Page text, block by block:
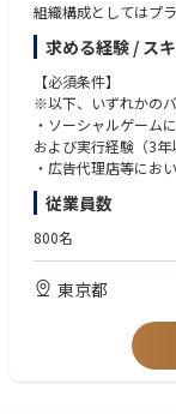
■当社について：
「建設業界をアップ
題の解決と生産性の
す。
建設マッチングメデ
EECON Plus」から
組んでおり、当社の
認定されています。
組織構成としてはプ
ーケティングチーム
に加え、プラットフ
ットフォーム外の自
して幅広いマーケテ
扱うタイトル数とし
スをしている環境下
当社でのこの仕事に
数本〜多くても十数
ットフォーマー兼パ
リリースしています
成長及び、成功体験
求める経験 / ス
【必須条件】
※以下、いずれかの
・ソーシャルゲーム
および実行経験（3年
・広告代理店等にお
イアントとしたマー
（3年以上）
・SNS、Webメディ
マーケティングの全
・市場やユーザー特
ト・ファンコミュニ
・データ（KPI・主
従業員数
800名
東京都